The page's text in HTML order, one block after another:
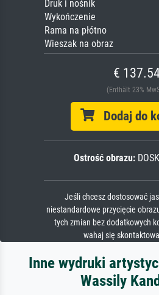
Druk i nośnik
Wykończenie
Rama na płótno
Wieszak na obraz
€
(Enthält 23%
Dodaj do
Ostrość obrazu:
Jeśli chcesz dostosować
niestandardowe przycięcie
tych zmian bez dodatkowych
wahaj się
Inne wydruki
Wassily